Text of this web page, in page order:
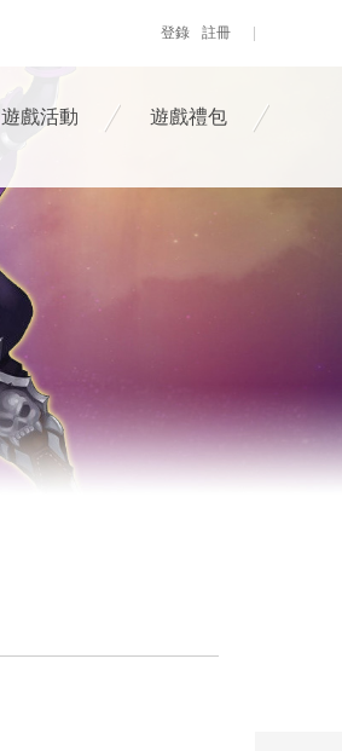
登錄 註冊
遊戲活動 遊戲禮包